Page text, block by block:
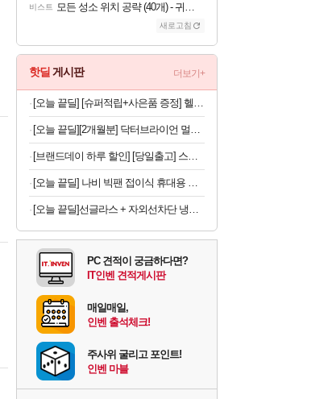
비스트 모든 성소 위치 공략 (40개) - 귀환한 영혼 도전과제
새로고침
핫딜 게시판 더보기+
[오늘 끝딜] [슈퍼적립+사은품 증정] 헬스헬퍼 맥스컷 프로 크롬 추성훈 다이어트 혈당 체지방 컷팅제 120캡슐, 5개
[오늘 끝딜][2개월분] 닥터브라이언 멀티비타민 피치 레몬맛 젤리 멀티구미 100구미, 2개
[브랜드데이 하루 할인] [당일출고] 스파오키즈 콜라보 반팔 파자마 모음
[오늘 끝딜] 나비 빅팬 접이식 휴대용 손 선풍기 저소음 BLDC 모터 4000mAh 샌드 카키
[오늘 끝딜]선글라스 + 자외선차단 냉감원단 스포츠 쿨 마스크 화이트 1매입
PC 견적이 궁금하다면?
IT인벤 견적게시판
매일매일,
인벤 출석체크!
주사위 굴리고 포인트!
인벤 마블